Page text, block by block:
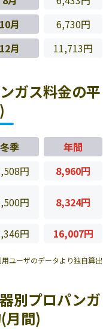
10月
6,730円
12月 11,713円
ガス料金の平
冬季
年間
円
8,960円
円 8,324円
円 16,007円
ユーザのデータより独自算出
別プロパンガ
月間)